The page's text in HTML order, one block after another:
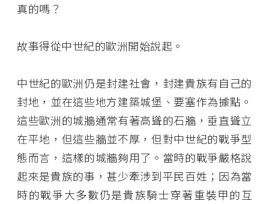
真的嗎？
故事得從中世紀的歐洲開始說起。
中世紀的歐洲仍是封建社會，封建貴族有自己的
封地，並在這些地方建築城堡、要塞作為據點。
這些歐洲的城牆通常有著高聳的石牆，垂直聳立
在平地，但這些牆並不厚，但對中世紀的戰爭型
態而言，這樣的城牆夠用了。當時的戰爭嚴格說
起來是貴族的事，甚少牽涉到平民百姓；因為當
時的戰爭大多數仍是貴族騎士穿著重裝甲的互